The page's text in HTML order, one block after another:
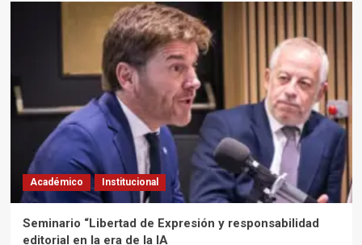
Académico Institucional
Seminario “Libertad de Expresión y responsabilidad
editorial en la era de la IA